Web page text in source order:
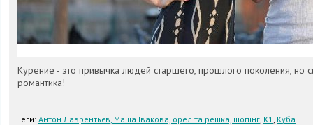
Курение - это привычка людей старшего, прошлого поколения, но
романтика!
Теги: Антон Лаврентьєв, Маша Івакова, орел та решка, шопінг, К1, Куба